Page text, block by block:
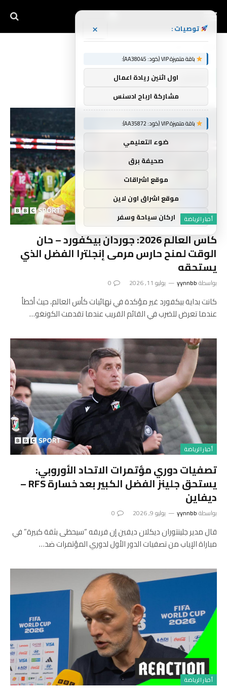
أخبار الرياضة
كأس العالم 2026: جوردان بيكفورد – حان
الوقت لمنح حارس مرمى إنجلترا الفضل الذي
يستحقه
بواسطةyynnbb يوليو 11, 2026 0
كانت بداية بيكفورد غير مؤكدة في نهائيات كأس العالم، حيث أخطأ
عندما تعرض للضرب في القائم القريب عندما تقدمت الكونغو…
أخبار الرياضة
تصفيات دوري مؤتمرات الاتحاد الأوروبي:
يستحق جلينز ​​الفضل الكبير بعد خسارة RFS –
ديفاين
بواسطةyynnbb يوليو 9, 2026 0
قال مدير جلينتوران ديكلان ديفين إن فريقه “سيحظى بثقة كبيرة” في
مباراة الإياب من تصفيات الدور الأول لدوري المؤتمرات ضد…
أخبار الرياضة
توصيات : ×
باقة متميزة VIP (كود: AA38045):
اول اثنين ريادة اعمال
مشاركة ارباح ادسنس
باقة متميزة VIP (كود: AA35872):
ضوء التعليمي
صحيفة برق
موقع اشراقات
موقع اشراق اون لاين
اركان سياحة وسفر